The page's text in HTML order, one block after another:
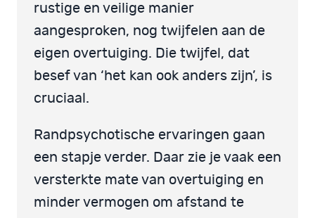
rustige en veilige manier
aangesproken, nog twijfelen aan de
eigen overtuiging. Die twijfel, dat
besef van ‘het kan ook anders zijn’, is
cruciaal.
Randpsychotische ervaringen gaan
een stapje verder. Daar zie je vaak een
versterkte mate van overtuiging en
minder vermogen om afstand te